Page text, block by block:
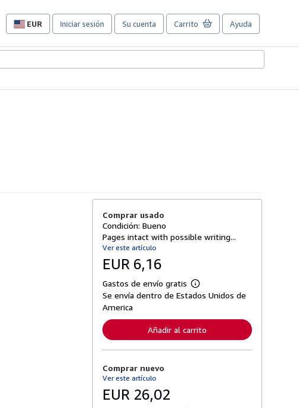
EUR
Preferencias
compra
sitio.
Iniciar sesión Su cuenta Carrito Ayuda
Comprar usado
Condición: Bueno
Pages intact with possible writing...
Ver este artículo
EUR 6,16
Gastos de envío gratis
M
á
f
o
r
Se envía dentro de Estados Unidos de
America
Añadir al carrito
Comprar nuevo
Ver este artículo
EUR 26,02